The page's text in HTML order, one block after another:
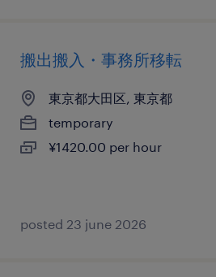
搬出搬入・事務所移転
東京都大田区, 東京都
temporary
¥1420.00 per hour
posted 23 june 2026